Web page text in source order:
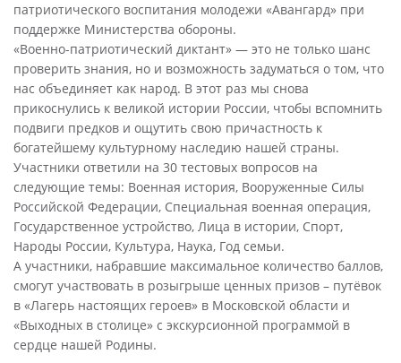
патриотического воспитания молодежи «Авангард» при
поддержке Министерства обороны.
«Военно-патриотический диктант» — это не только шанс
проверить знания, но и возможность задуматься о том, что
нас объединяет как народ. В этот раз мы снова
прикоснулись к великой истории России, чтобы вспомнить
подвиги предков и ощутить свою причастность к
богатейшему культурному наследию нашей страны.
Участники ответили на 30 тестовых вопросов на
следующие темы: Военная история, Вооруженные Силы
Российской Федерации, Специальная военная операция,
Государственное устройство, Лица в истории, Спорт,
Народы России, Культура, Наука, Год семьи.
А участники, набравшие максимальное количество баллов,
смогут участвовать в розыгрыше ценных призов – путёвок
в «Лагерь настоящих героев» в Московской области и
«Выходных в столице» с экскурсионной программой в
сердце нашей Родины.